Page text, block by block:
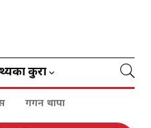
कुरा
गगन थापा